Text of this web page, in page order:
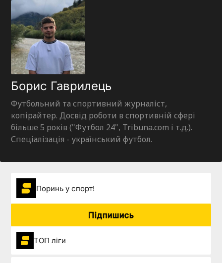
Борис Гаврилець
Футбольний та спортивний журналіст,
копірайтер. Досвід роботи в спортивній сфері
більше 5 років ("Футбол 24", Tribuna.com і т.д.).
Спеціалізація - український футбол.
Поринь у спорт!
Підпишись
ТОП ліги